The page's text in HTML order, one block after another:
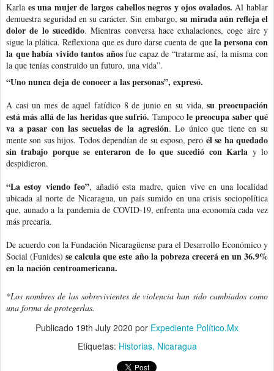
Karla es una mujer de largos cabellos negros y ojos ovalados. Al hablar
demuestra seguridad en su carácter. Sin embargo, su mirada aún refleja el
dolor de lo sucedido. Mientras conversa hace exhalaciones, coge aire y
sigue la plática. Reflexiona que es duro darse cuenta de que la persona con
la que había vivido tantos añosfue capaz de “tratarme así, la misma con
la que tenías construido un futuro, una vida”.
“Uno nunca deja de conocer a las personas”, expresó.
A casi un mes de aquel fatídico 8 de junio en su vida,su preocupación
está más allá de las heridas que sufrió. Tampocole preocupa saber qué
va a pasar con las secuelas de la agresión. Lo único que tiene en su
mente son sus hijos. Todos dependían de su esposo, pero él se ha quedado
sin trabajo porque se enteraron de lo que sucedió con Karla y lo
despidieron.
“La estoy viendo feo”, añadió esta madre, quien vive en una localidad
ubicada al norte de Nicaragua, un país sumido en una crisis sociopolítica
que, aunado a la pandemia de COVID-19, enfrenta una economía cada vez
más precaria.
De acuerdo con la Fundación Nicaragüense para el Desarrollo Económico y
Social (Funides)se calcula que este año la pobreza crecerá en un 36.9%
en la nación centroamericana.
*Los nombres de las sobrevivientes de violencia han sido cambiados como
una forma de protegerlas.
Publicado 19th July 2020 por Expediente Político.Mx
Etiquetas: Historias Nicaragua